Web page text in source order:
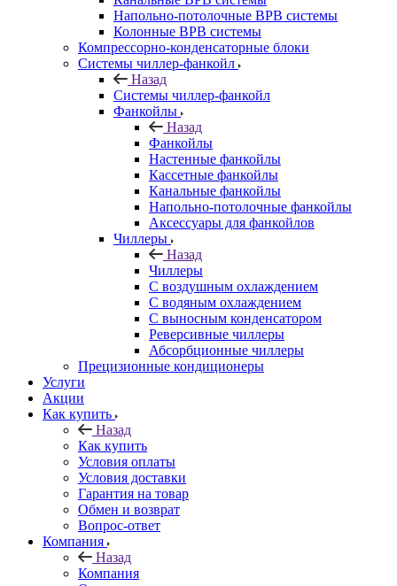
Напольно-потолочные ВРВ системы
Колонные ВРВ системы
Компрессорно-конденсаторные блоки
Системы чиллер-фанкойл
Назад
Системы чиллер-фанкойл
Фанкойлы
Назад
Фанкойлы
Настенные фанкойлы
Кассетные фанкойлы
Канальные фанкойлы
Напольно-потолочные фанкойлы
Аксессуары для фанкойлов
Чиллеры
Назад
Чиллеры
С воздушным охлаждением
С водяным охлаждением
С выносным конденсатором
Реверсивные чиллеры
Абсорбционные чиллеры
Прецизионные кондиционеры
Услуги
Акции
Как купить
Назад
Как купить
Условия оплаты
Условия доставки
Гарантия на товар
Обмен и возврат
Вопрос-ответ
Компания
Назад
Компания